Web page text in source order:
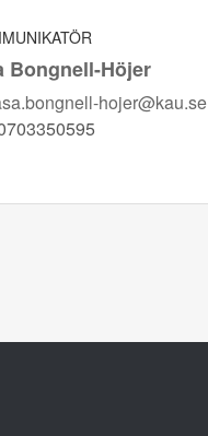
Bongnell-Höjer
hojer@kau.se